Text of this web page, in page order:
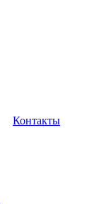
Контакты